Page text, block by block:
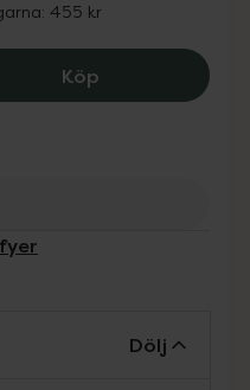
455 kr
KöpSatisfyer Bold
Dölj